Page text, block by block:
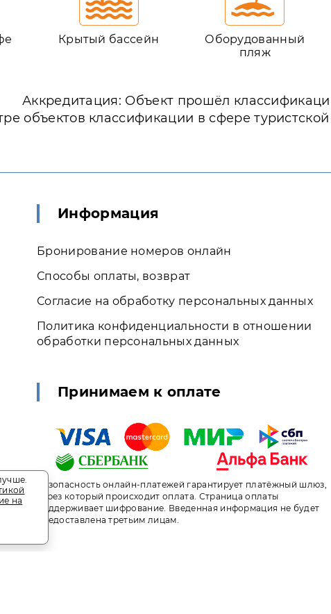
Крытый бассейн
Оборудованный
пляж
Аккредитация: Объект прошёл
объектов классификации в сфере
Информация
Бронирование номеров онлайн
Способы оплаты, возврат
Согласие на обработку персональных данных
Политика конфиденциальности в отношении
обработки персональных данных
Принимаем к оплате
Безопасность онлайн-платежей гарантирует платёжный шлюз,
через который происходит оплата. Страница оплаты
поддерживает шифрование. Введенная информация не будет
предоставлена третьим лицам.
на